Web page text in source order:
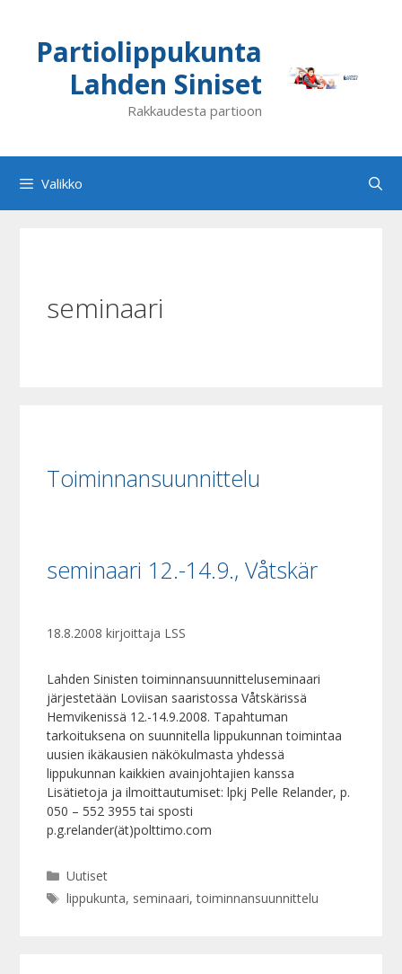
Partiolippukunta
Lahden Siniset
Rakkaudesta partioon
Valikko
seminaari
Toiminnansuunnittelu
seminaari 12.-14.9., Våtskär
18.8.2008 kirjoittaja LSS
Lahden Sinisten toiminnansuunnitteluseminaari
järjestetään Loviisan saaristossa Våtskärissä
Hemvikenissä 12.-14.9.2008. Tapahtuman
tarkoituksena on suunnitella lippukunnan toimintaa
uusien ikäkausien näkökulmasta yhdessä
lippukunnan kaikkien avainjohtajien kanssa
Lisätietoja ja ilmoittautumiset: lpkj Pelle Relander, p.
050 – 552 3955 tai sposti
p.g.relander(ät)polttimo.com
Kategoriat
Uutiset
Avainsanat
lippukunta, seminaari,toiminnansuunnittelu